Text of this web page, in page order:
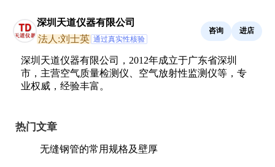
深圳天道仪器有限公司
法人:刘士英 通过真实性核验
咨询 进店
深圳天道仪器有限公司，2012年成立于广东省深圳
市，主营空气质量检测仪、空气放射性监测仪等，专
业权威，经验丰富。
热门文章
无缝钢管的常用规格及壁厚